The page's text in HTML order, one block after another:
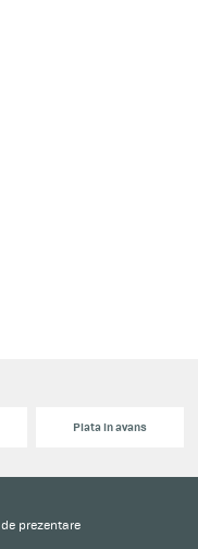
Plata in avans
prezentare